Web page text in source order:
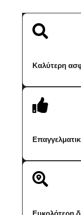

Καλύτερη


Ευκολότερη